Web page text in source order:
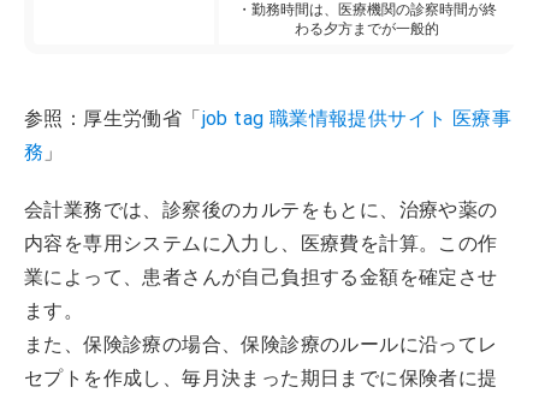
・勤務時間は、医療機関の診察時間が終
わる夕方までが一般的
参照：厚生労働省「job tag 職業情報提供サイト 医療事
務 」
会計業務では、診察後のカルテをもとに、治療や薬の
内容を専用システムに入力し、医療費を計算。この作
業によって、患者さんが自己負担する金額を確定させ
ます。
また、保険診療の場合、保険診療のルールに沿ってレ
セプトを作成し、毎月決まった期日までに保険者に提